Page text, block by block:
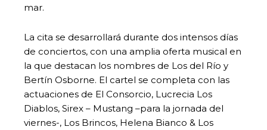
mar.
La cita se desarrollará durante dos intensos días
de conciertos, con una amplia oferta musical en
la que destacan los nombres de Los del Río y
Bertín Osborne. El cartel se completa con las
actuaciones de El Consorcio, Lucrecia Los
Diablos, Sirex – Mustang –para la jornada del
viernes-, Los Brincos, Helena Bianco & Los